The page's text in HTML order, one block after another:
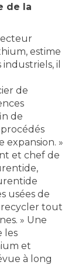
de la
estime
il
de
de
expansion. »
et chef de
usées de
recycler tout
» Une
les
et
à long